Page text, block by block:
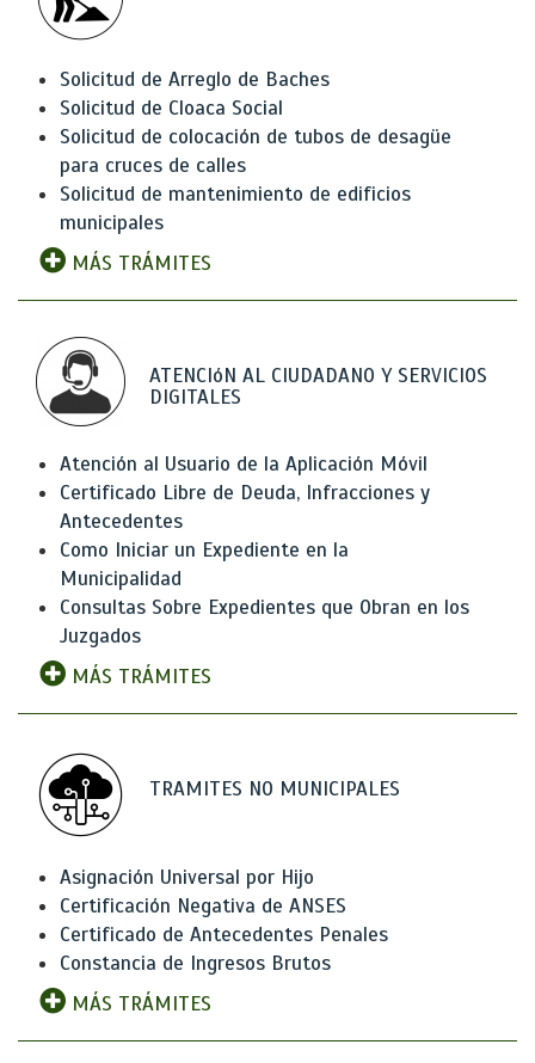
Solicitud de Arreglo de Baches
Solicitud de Cloaca Social
Solicitud de colocación de tubos de desagüe
para cruces de calles
Solicitud de mantenimiento de edificios
municipales
MÁS TRÁMITES
ATENCIóN AL CIUDADANO Y SERVICIOS
DIGITALES
Atención al Usuario de la Aplicación Móvil
Certificado Libre de Deuda, Infracciones y
Antecedentes
Como Iniciar un Expediente en la
Municipalidad
Consultas Sobre Expedientes que Obran en los
Juzgados
MÁS TRÁMITES
TRAMITES NO MUNICIPALES
Asignación Universal por Hijo
Certificación Negativa de ANSES
Certificado de Antecedentes Penales
Constancia de Ingresos Brutos
MÁS TRÁMITES